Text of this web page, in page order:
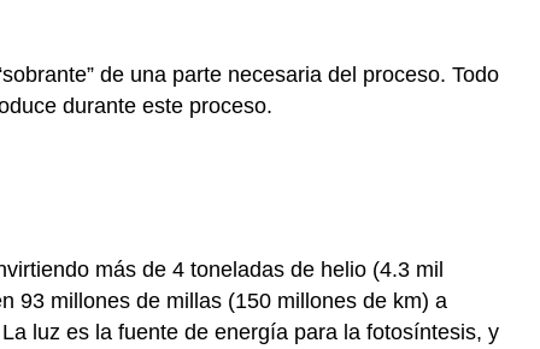
reacciones
la
luz
solar
de una parte necesaria del proceso. Todo
durante este proceso.
más de 4 toneladas de helio (4.3 mil
93 millones de millas (150 millones de km) a
luz es la fuente de energía para la fotosíntesis, y